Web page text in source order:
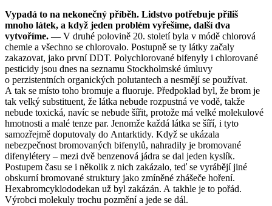
Vypadá to na nekonečný příběh. Lidstvo potřebuje příliš
mnoho látek, a když jeden problém vyřešíme, další dva
vytvoříme. —V druhé polovině 20. století byla v módě chlorová
chemie a všechno se chlorovalo. Postupně se ty látky začaly
zakazovat, jako první DDT. Polychlorované bifenyly i chlorované
pesticidy jsou dnes na seznamu Stockholmské úmluvy
o perzistentních organických polutantech a nesmějí se používat.
A tak se místo toho bromuje a fluoruje. Předpoklad byl, že brom je
tak velký substituent, že látka nebude rozpustná ve vodě, takže
nebude toxická, navíc se nebude šířit, protože má velké molekulové
hmotnosti a malé tenze par. Jenomže každá látka se šíří, i tyto
samozřejmě doputovaly do Antarktidy. Když se ukázala
nebezpečnost bromovaných bifenylů, nahradily je bromované
difenylétery – mezi dvě benzenová jádra se dal jeden kyslík.
Postupem času se i několik z nich zakázalo, teď se vyrábějí jiné
obskurní bromované struktury jako zmíněné zhášeče hoření.
Hexabromcyklododekan už byl zakázán. A takhle je to pořád.
Výrobci molekuly trochu pozmění a jede se dál.